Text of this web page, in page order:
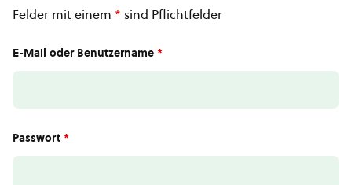
Felder mit einem * sind Pflichtfelder
E-Mail oder Benutzername *
Passwort *